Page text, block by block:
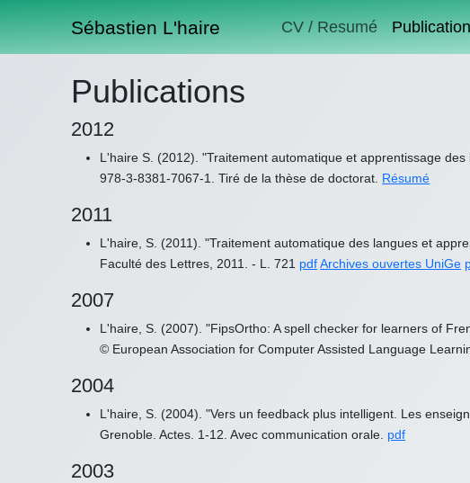
Sébastien L'haire CV / Resumé
Publications
2012
L'haire S. (2012). "Traitement automatique et apprentissage
978-3-8381-7067-1. Tiré de la thèse de doctorat. Résumé
2011
L'haire, S. (2011). "Traitement automatique des langues et
Faculté des Lettres, 2011. - L. 721 pdf Archives ouvertes UniGe
2007
L'haire, S. (2007). "FipsOrtho: A spell checker for learners of
© European Association for Computer Assisted Language
2004
L'haire, S. (2004). "Vers un feedback plus intelligent. Les
Grenoble. Actes. 1-12. Avec communication orale. pdf
2003